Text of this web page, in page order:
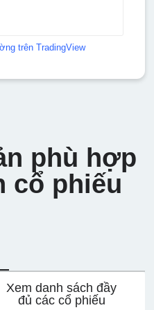
trên TradingView
phù hợp
cổ phiếu
Xem danh sách đầy
đủ các cổ phiếu